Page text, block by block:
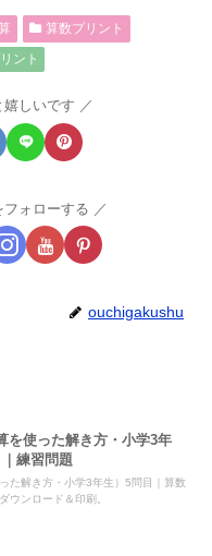
算数プリント
ント
嬉しいです
フォローする
ouchigakushu
を使った解き方・小学3年
練習問題
た解き方・小学3年生）5問目｜算数
ウンロード＆印刷。